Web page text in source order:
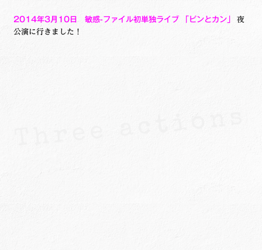
2014年3月10日 敏感-ファイル初単独ライブ「ビンとカン」 夜
公演に行きました！